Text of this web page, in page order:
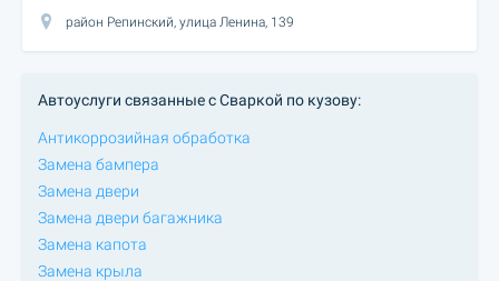
район Репинский, улица Ленина, 139
Автоуслуги связанные с Сваркой по кузову:
Антикоррозийная обработка
Замена бампера
Замена двери
Замена двери багажника
Замена капота
Замена крыла